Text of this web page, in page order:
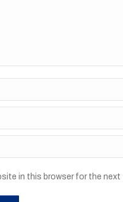
in this browser for the next